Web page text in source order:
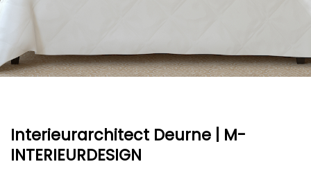
Interieurarchitect Deurne | M-
INTERIEURDESIGN